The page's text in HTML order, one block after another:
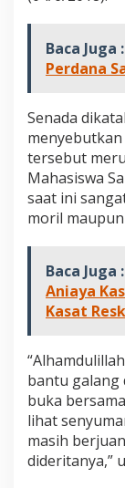
Baca Juga :
Perdana
Senada
tersebut
Mahasiswa
saat ini
moril
Baca Juga :
Aniaya
Kasat
bantu galang
buka
lihat
masih
dideritanya,”